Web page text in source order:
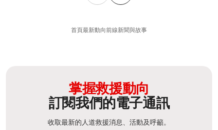
首頁最新動向前線新聞與故事
掌握救援動向
訂閱我們的電子通訊
收取最新的人道救援消息、活動及呼籲。